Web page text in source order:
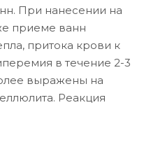
При нанесении на
приеме ванн
притока крови к
в течение 2-3
выражены на
Реакция